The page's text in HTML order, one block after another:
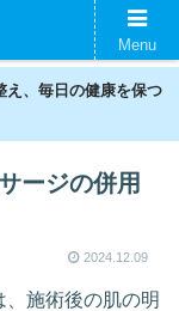
ギックリ腰などの不調
え、毎日の健康を保つ
ージの併用
2024.12.09
施術後の肌の明
Menu